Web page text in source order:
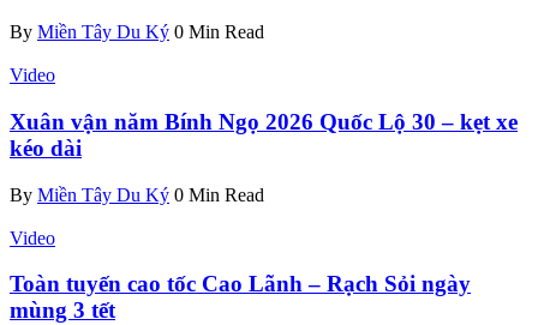
By Miền Tây Du Ký 0 Min Read
Video
Xuân vận năm Bính Ngọ 2026 Quốc Lộ 30 – kẹt xe
kéo dài
By Miền Tây Du Ký 0 Min Read
Video
Toàn tuyến cao tốc Cao Lãnh – Rạch Sỏi ngày
mùng 3 tết